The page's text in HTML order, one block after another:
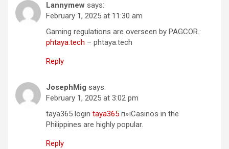
Lannymew says:
February 1, 2025 at 11:30 am
Gaming regulations are overseen by PAGCOR.:
phtaya.tech – phtaya.tech
Reply
JosephMig says:
February 1, 2025 at 3:02 pm
taya365 login taya365 п»їCasinos in the
Philippines are highly popular.
Reply